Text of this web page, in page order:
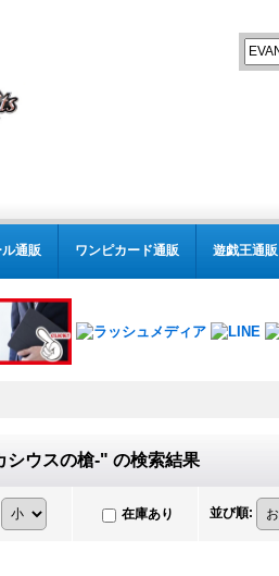
ル通販 ワンピカード通販 遊戯王通販
シウスの槍-" の検索結果
在庫あり 並び順: